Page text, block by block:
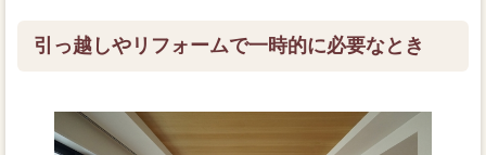
引っ越しやリフォームで一時的に必要なとき